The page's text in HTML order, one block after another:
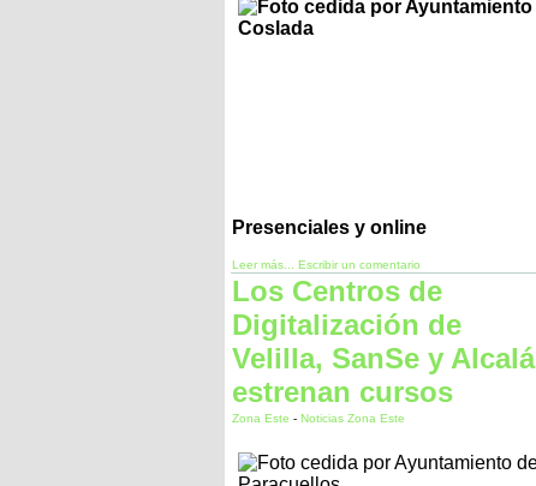
Presenciales y online
Leer más... Escribir un comentario
Los Centros de
Digitalización de
Velilla, SanSe y Alcalá
estrenan cursos
Zona Este - Noticias Zona Este